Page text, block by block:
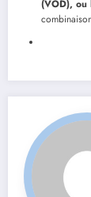
(VOD), ou